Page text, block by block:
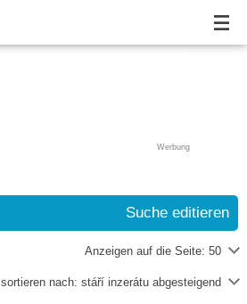
Werbung
Suche editieren
Anzeigen auf die Seite: 50
sortieren nach: stáří inzerátu abgesteigend